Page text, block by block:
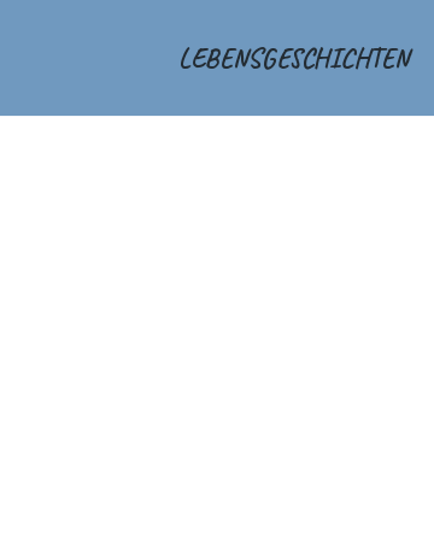
LEBENSGESCHICHTEN